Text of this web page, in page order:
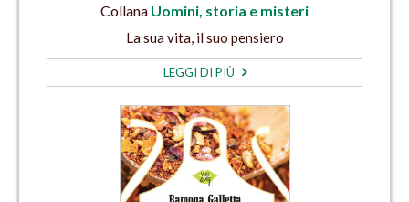
Collana Uomini, storia e misteri
La sua vita, il suo pensiero
LEGGI DI PIÙ